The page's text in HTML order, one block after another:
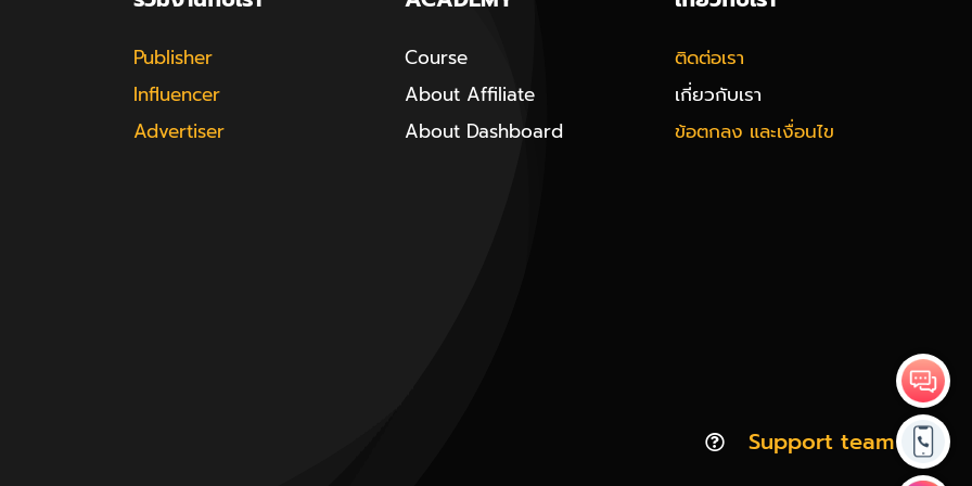
Publisher
Influencer
Advertiser
Course
About Affiliate
About Dashboard
ติดต่อเรา
เกี่ยวกับเรา
ข้อตกลง และเงื่อนไข
Support team